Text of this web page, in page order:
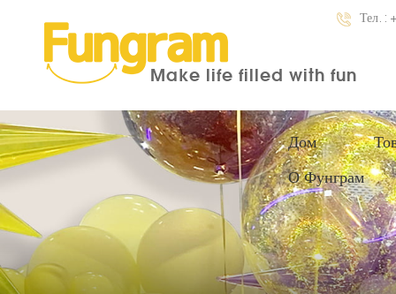
Тел. :
Дом
О Фунграм
Make life filled with fun